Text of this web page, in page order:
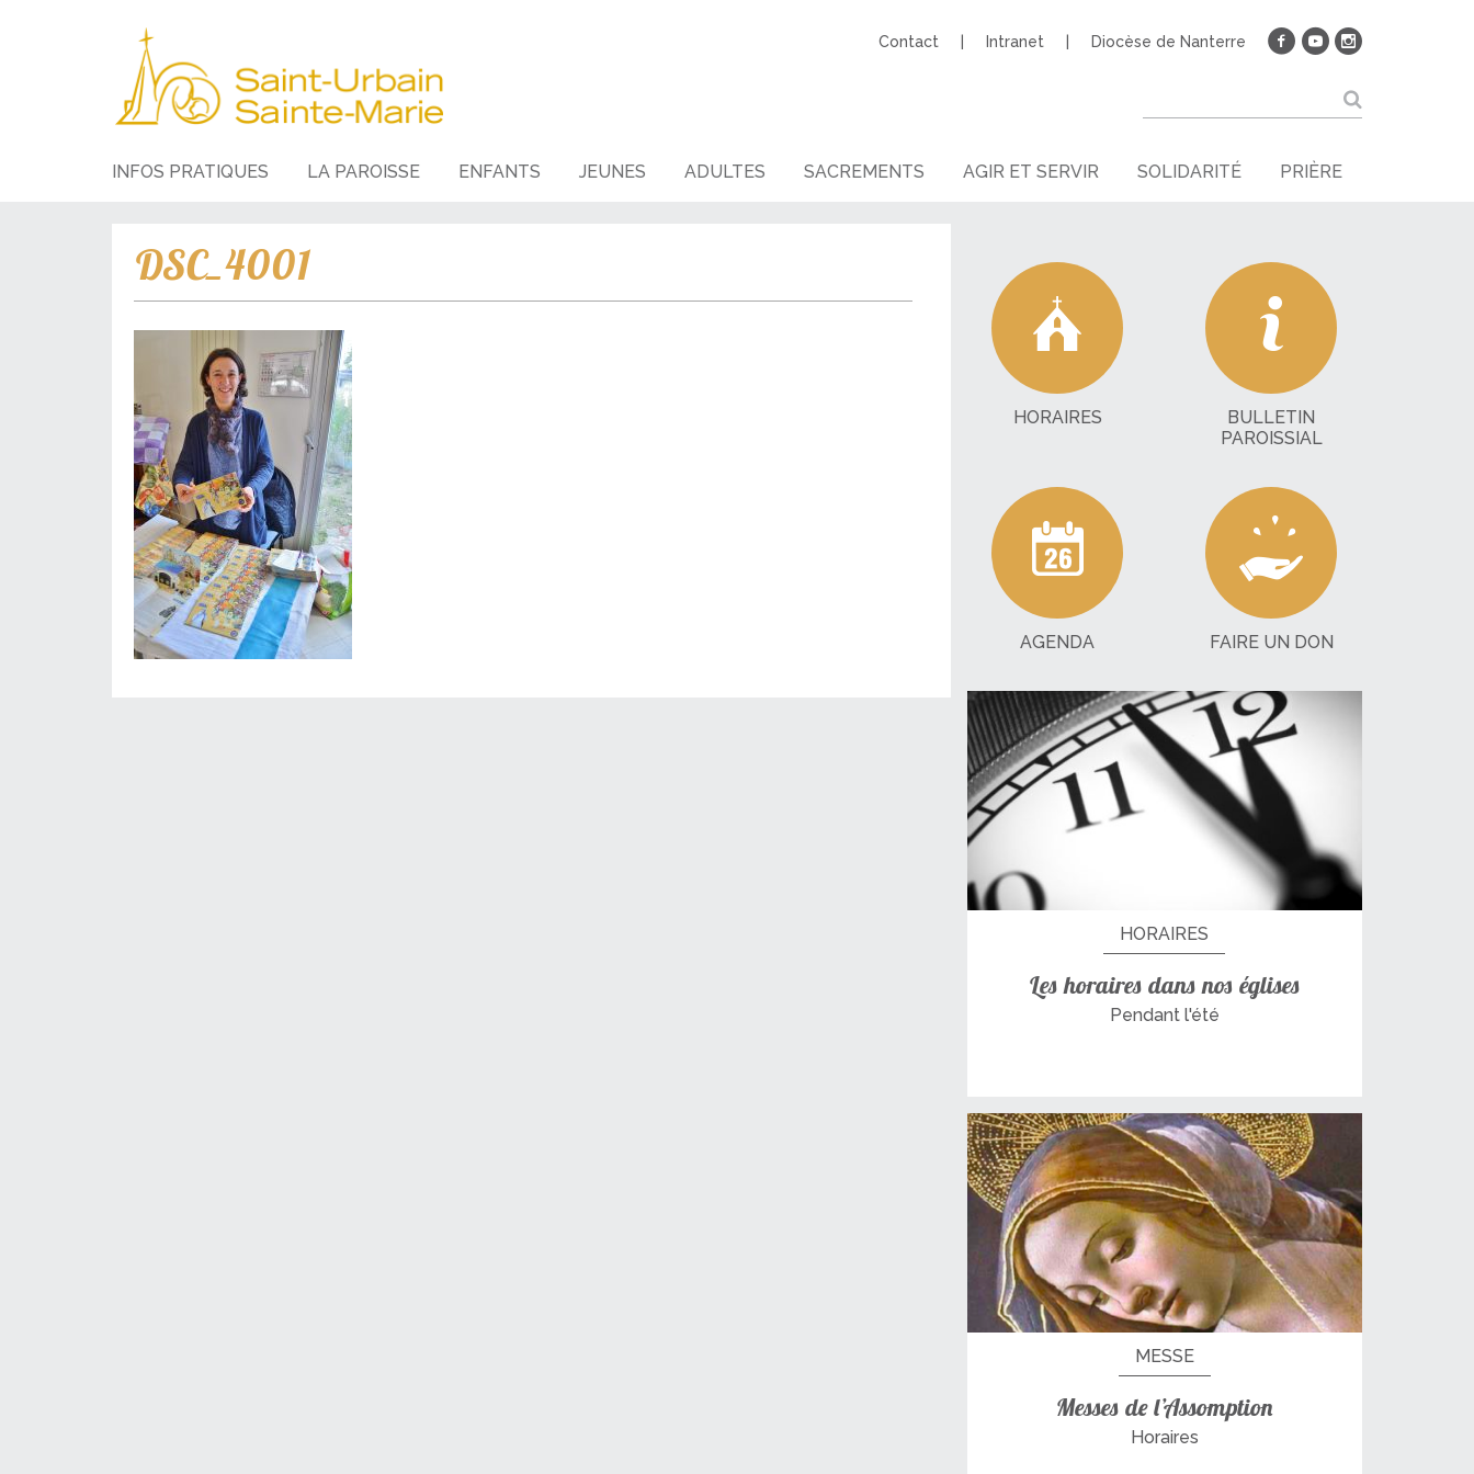
Contact Intranet Diocèse de Nanterre
INFOS PRATIQUES LA PAROISSE ENFANTS JEUNES ADULTES SACREMENTS AGIR ET SERVIR SOLIDARITÉ PRIÈRE
DSC_4001
HORAIRES
BULLETIN
PAROISSIAL
AGENDA FAIRE UN DON
HORAIRES
Les horaires dans nos églises
Pendant l'été
MESSE
Messes de l’Assomption
Horaires